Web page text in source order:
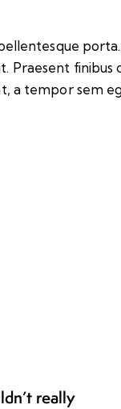
finibus
a tempor sem
really